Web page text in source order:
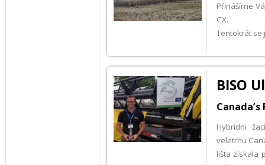
Přinášíme
CX.
Tentokrát se
BISO
Canada’s
Hybridní
veletrhu
lišta získala